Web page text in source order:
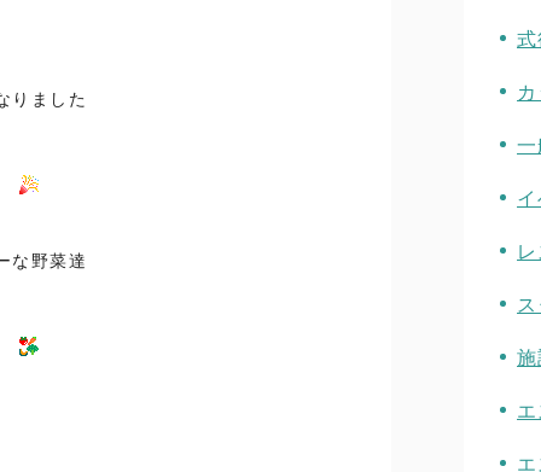
りました
な野菜達